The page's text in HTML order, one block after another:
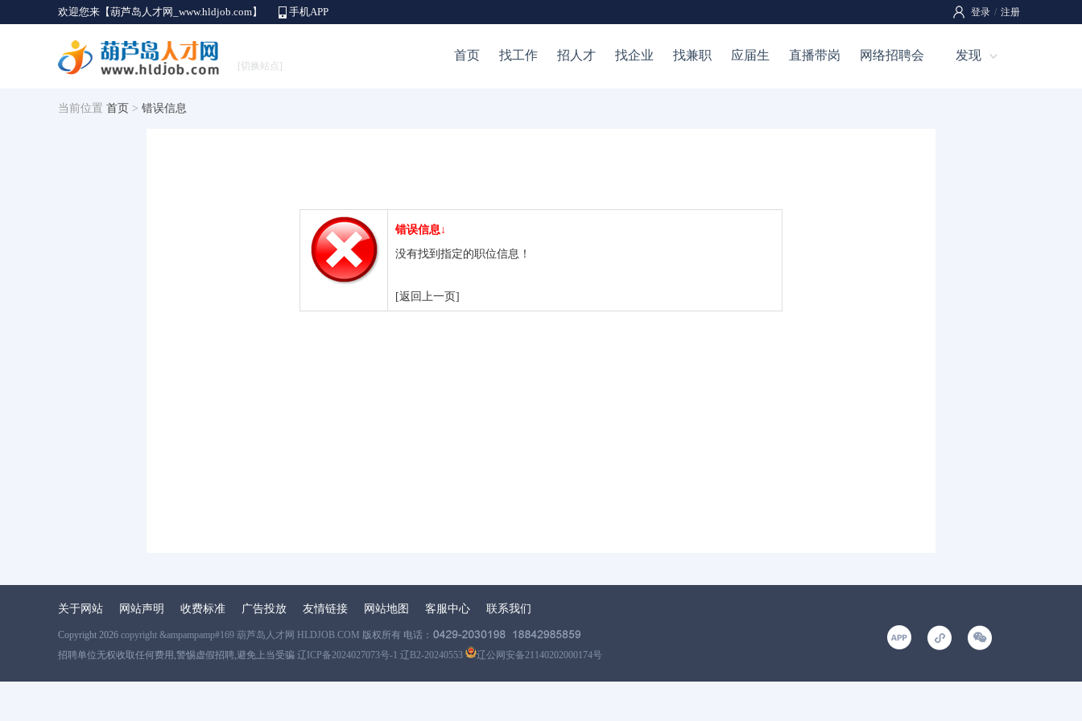
欢迎您来【葫芦岛人才网_www.hldjob.com】 手机APP 登录 / 注册
[切换站点]
首页 找工作 招人才 找企业 找兼职 应届生 直播带岗 网络招聘会 发现
当前位置 首页 > 错误信息
错误信息↓
没有找到指定的职位信息！
[返回上一页]
关于网站 网站声明 收费标准 广告投放 友情链接 网站地图 客服中心 联系我们
Copyright 2026 copyright &ampampamp#169 葫芦岛人才网 HLDJOB.COM 版权所有 电话：
招聘单位无权收取任何费用,警惕虚假招聘,避免上当受骗 辽ICP备2024027073号-1 辽B2-20240553 辽公网安备21140202000174号